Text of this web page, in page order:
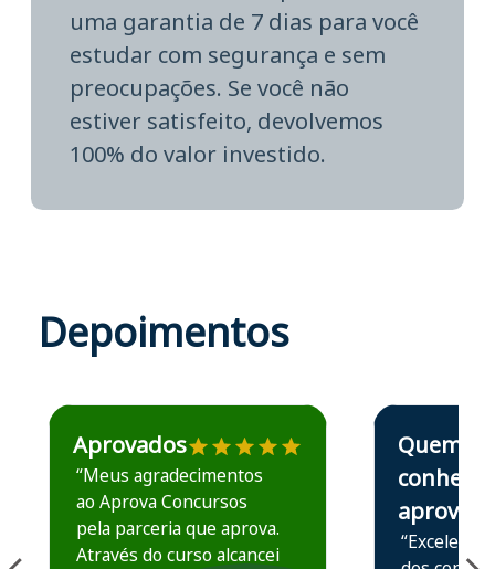
uma garantia de 7 dias para você
estudar com segurança e sem
preocupações. Se você não
estiver satisfeito, devolvemos
100% do valor investido.
Depoimentos
Estudante José recomenda o Aprova Concursos em
Aprovados
“Meus agradecimentos
ao Aprova Concursos
pela parceria que aprova.
Através do curso alcancei
Estudante Elais
Quem
conhece,
aprova
“Excelente